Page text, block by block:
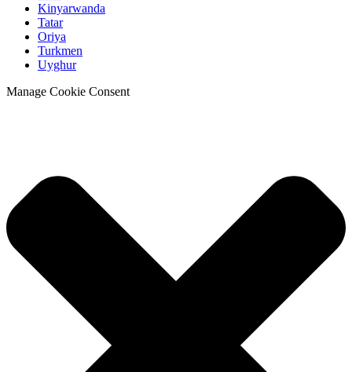
Kinyarwanda
Tatar
Oriya
Turkmen
Uyghur
Manage Cookie Consent